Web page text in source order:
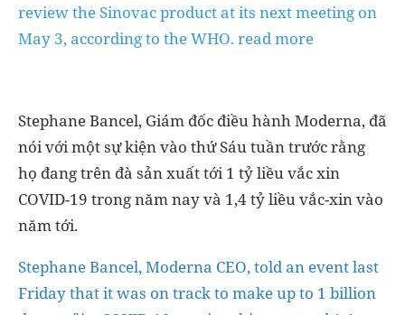
review the Sinovac product at its next meeting on
May 3, according to the WHO. read more
Stephane Bancel, Giám đốc điều hành Moderna, đã
nói với một sự kiện vào thứ Sáu tuần trước rằng
họ đang trên đà sản xuất tới 1 tỷ liều vắc xin
COVID-19 trong năm nay và 1,4 tỷ liều vắc-xin vào
năm tới.
Stephane Bancel, Moderna CEO, told an event last
Friday that it was on track to make up to 1 billion